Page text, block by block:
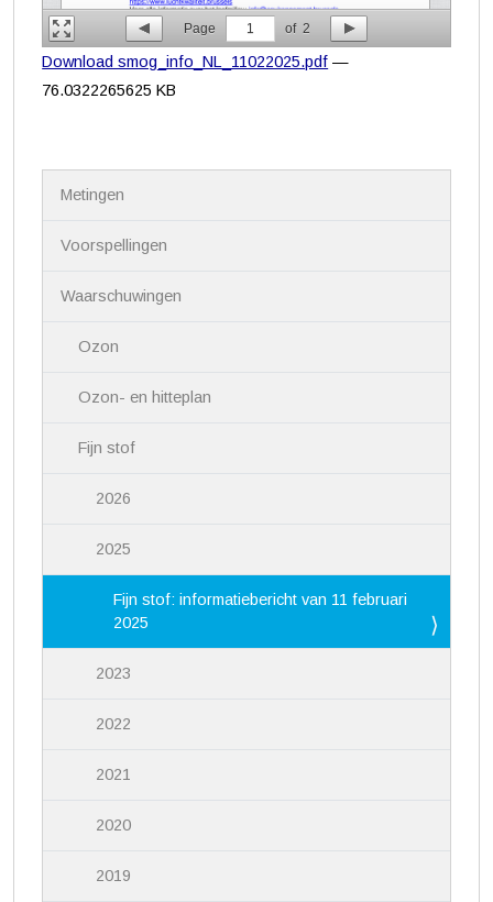
Page 1 of 2
Download smog_info_NL_11022025.pdf —
76.0322265625 KB
Metingen
Voorspellingen
Waarschuwingen
Ozon
Ozon- en hitteplan
Fijn stof
2026
2025
Fijn stof: informatiebericht van 11 februari
2025
2023
2022
2021
2020
2019